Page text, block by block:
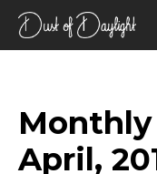
April,